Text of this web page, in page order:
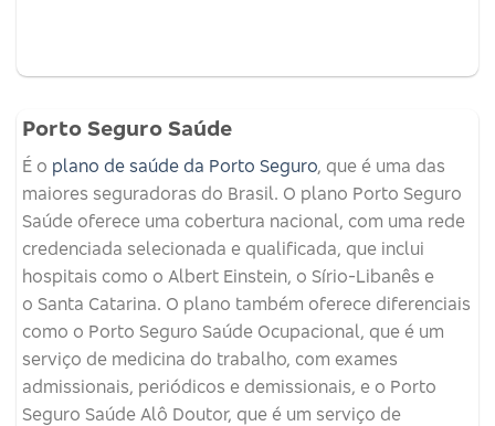
Porto Seguro Saúde
É o plano de saúde da Porto Seguro, que é uma das
maiores seguradoras do Brasil. O plano Porto Seguro
Saúde oferece uma cobertura nacional, com uma rede
credenciada selecionada e qualificada, que inclui
hospitais como o Albert Einstein, o Sírio-Libanês e
o Santa Catarina. O plano também oferece diferenciais
como o Porto Seguro Saúde Ocupacional, que é um
serviço de medicina do trabalho, com exames
admissionais, periódicos e demissionais, e o Porto
Seguro Saúde Alô Doutor, que é um serviço de